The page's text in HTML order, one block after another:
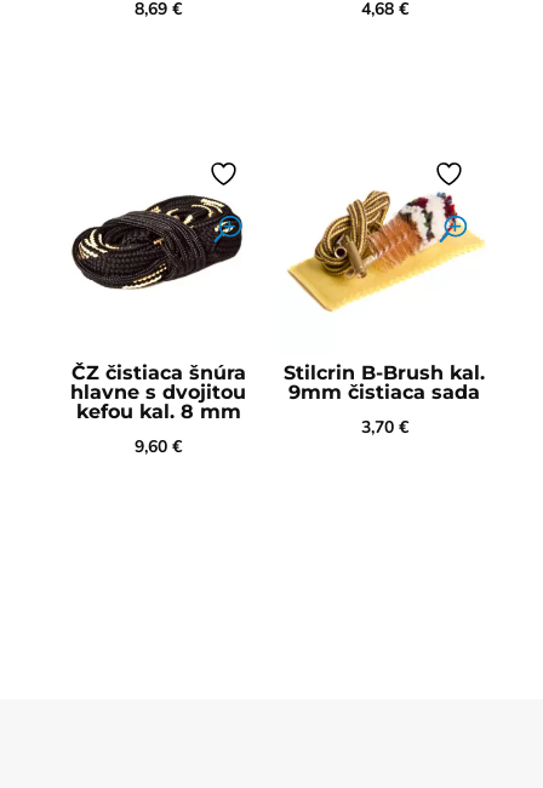
8,69€ 4,68 €
ČZ čistiaca šnúra
hlavne s dvojitou
kefou kal. 8 mm
9,60€
Stilcrin B-Brush kal.
9mm čistiaca sada
3,70 €